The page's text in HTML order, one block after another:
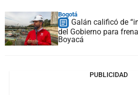
Bogotá
Galán calificó de
del Gobierno para
Boyacá
PUBLICIDAD